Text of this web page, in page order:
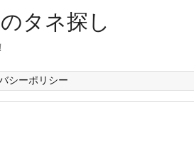
タネ探し
シーポリシー